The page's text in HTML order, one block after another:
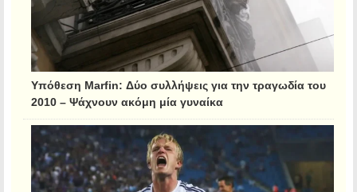
Υπόθεση Marfin: Δύο συλλήψεις για την τραγωδία του
2010 – Ψάχνουν ακόμη μία γυναίκα